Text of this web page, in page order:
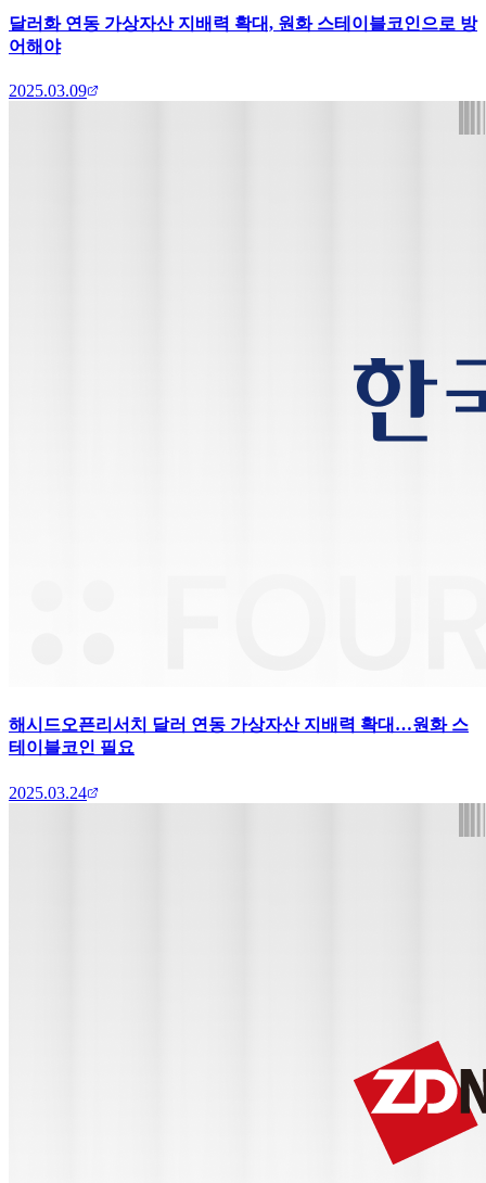
달러화 연동 가상자산 지배력 확대, 원화 스테이블코인으로 방
어해야
2025.03.09
해시드오픈리서치 달러 연동 가상자산 지배력 확대…원화 스
테이블코인 필요
2025.03.24